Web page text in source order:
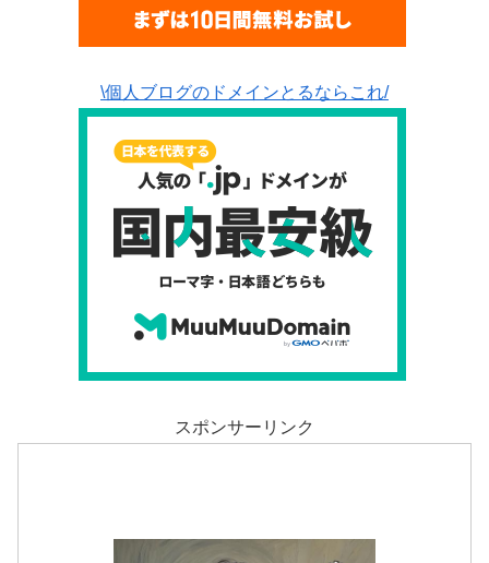
\個人ブログのドメインとるならこれ/
スポンサーリンク